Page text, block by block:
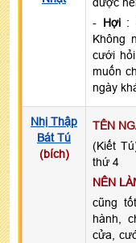
- Hợi:
Không
cưới
muốn
ngày
Nhị Thập
Bát Tú
(bích)
TÊN
(Kiết
thứ 4
NÊN
cũng
hành,
cửa,